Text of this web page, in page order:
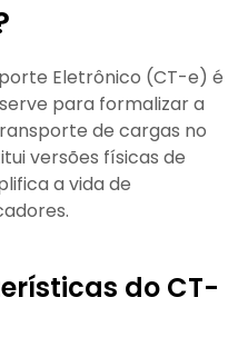
Eletrônico (CT-e) é
para formalizar a
de cargas no
versões físicas de
a vida de
do CT-